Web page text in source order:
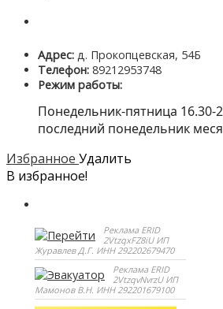
Адрес: д. Прокопцевская, 54Б
Телефон: 89212953748
Режим работы:
Понедельник-пятница 16.30-
последний понедельник
Избранное Удалить
В избранное!
Реклама ERID
2VtzqxFZ8iU ИП
Журавлев Д.Г. ИНН 292202679470
Реклама ERID
2VtzqvNvrzU ИП
Мамонов В.Н. ИНН 292201679100